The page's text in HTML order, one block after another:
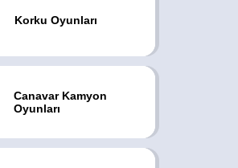
Korku Oyunları
Canavar Kamyon
Oyunları